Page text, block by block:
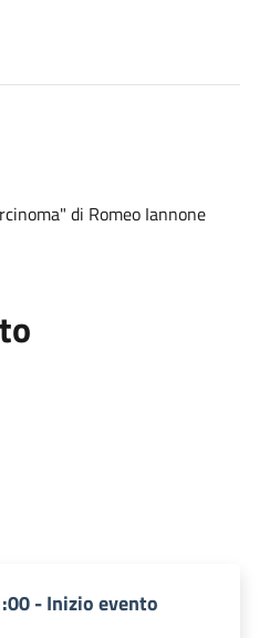
di Romeo Iannone
- Inizio evento